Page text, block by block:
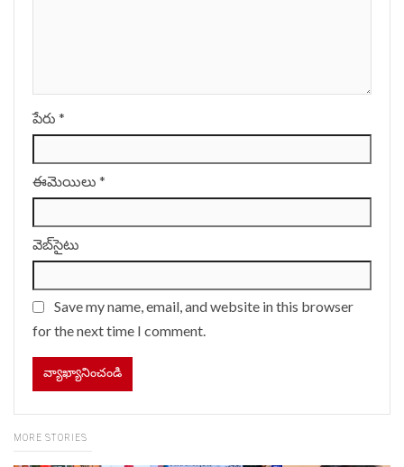
పేరు *
ఈమెయిలు *
వెబ్‌సైటు
Save my name, email, and website in this browser
for the next time I comment.
MORE STORIES